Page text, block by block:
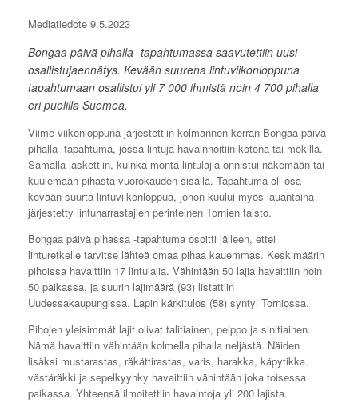
Mediatiedote 9.5.2023
Bongaa päivä pihalla -tapahtumassa saavutettiin uusi
osallistujaennätys. Kevään suurena lintuviikonloppuna
tapahtumaan osallistui yli 7 000 ihmistä noin 4 700 pihalla
eri puolilla Suomea.
Viime viikonloppuna järjestettiin kolmannen kerran Bongaa päivä
pihalla -tapahtuma, jossa lintuja havainnoitiin kotona tai mökillä.
Samalla laskettiin, kuinka monta lintulajia onnistui näkemään tai
kuulemaan pihasta vuorokauden sisällä. Tapahtuma oli osa
kevään suurta lintuviikonloppua, johon kuului myös lauantaina
järjestetty lintuharrastajien perinteinen Tornien taisto.
Bongaa päivä pihassa -tapahtuma osoitti jälleen, ettei
linturetkelle tarvitse lähteä omaa pihaa kauemmas. Keskimäärin
pihoissa havaittiin 17 lintulajia. Vähintään 50 lajia havaittiin noin
50 paikassa, ja suurin lajimäärä (93) listattiin
Uudessakaupungissa. Lapin kärkitulos (58) syntyi Torniossa.
Pihojen yleisimmät lajit olivat talitiainen, peippo ja sinitiainen.
Nämä havaittiin vähintään kolmella pihalla neljästä. Näiden
lisäksi mustarastas, räkättirastas, varis, harakka, käpytikka.
västäräkki ja sepelkyyhky havaittiin vähintään joka toisessa
paikassa. Yhteensä ilmoitettiin havaintoja yli 200 lajista.